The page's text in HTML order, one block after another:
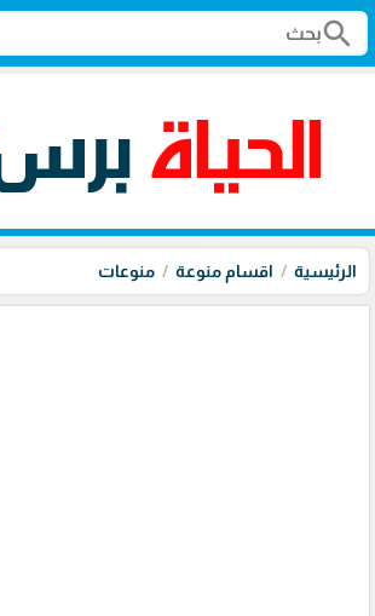
search
الرئيسية اقسام منوعة منوعات